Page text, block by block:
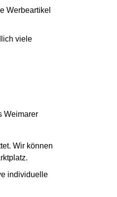
Werbeartikel
viele
Weimarer
Wir können
individuelle